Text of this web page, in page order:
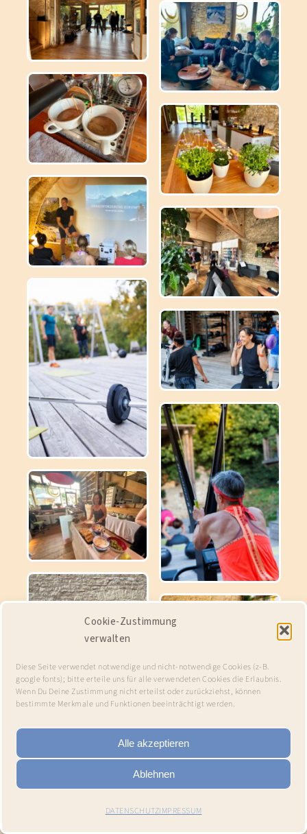
Cookie-Zustimmung
verwalten
Diese Seite verwendet notwendige und nicht-notwendige Cookies (z-B.
google fonts); bitte erteile uns für alle verwendeten Cookies die Erlaubnis.
Wenn Du Deine Zustimmung nicht erteilst oder zurückziehst, können
bestimmte Merkmale und Funktionen beeinträchtigt werden.
Alle akzeptieren
Ablehnen
DATENSCHUTZIMPRESSUM